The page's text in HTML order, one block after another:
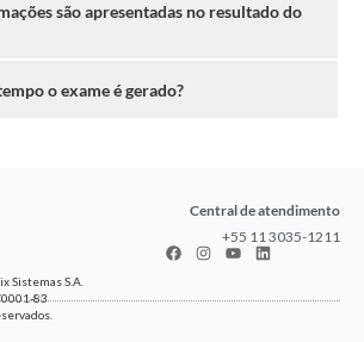
são apresentadas no resultado do
o exame é gerado?
Central de atendimento
+55 11 3035-1211
Sistemas S.A.
83